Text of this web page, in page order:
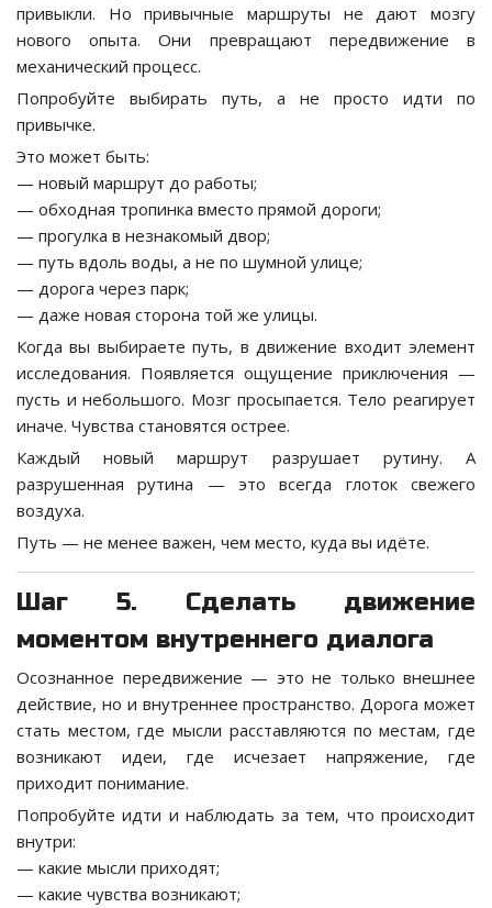
привыкли. Но привычные маршруты не дают мозгу
нового опыта. Они превращают передвижение в
механический процесс.
Попробуйте выбирать путь, а не просто идти по
привычке.
Это может быть:
— новый маршрут до работы;
— обходная тропинка вместо прямой дороги;
— прогулка в незнакомый двор;
— путь вдоль воды, а не по шумной улице;
— дорога через парк;
— даже новая сторона той же улицы.
Когда вы выбираете путь, в движение входит элемент
исследования. Появляется ощущение приключения —
пусть и небольшого. Мозг просыпается. Тело реагирует
иначе. Чувства становятся острее.
Каждый новый маршрут разрушает рутину. А
разрушенная рутина — это всегда глоток свежего
воздуха.
Путь — не менее важен, чем место, куда вы идёте.
Шаг 5. Сделать движение
моментом внутреннего диалога
Осознанное передвижение — это не только внешнее
действие, но и внутреннее пространство. Дорога может
стать местом, где мысли расставляются по местам, где
возникают идеи, где исчезает напряжение, где
приходит понимание.
Попробуйте идти и наблюдать за тем, что происходит
внутри:
— какие мысли приходят;
— какие чувства возникают;